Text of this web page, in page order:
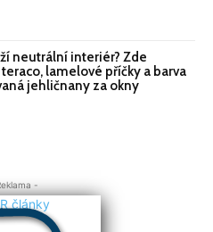
neutrální interiér? Zde
lamelové příčky a barva
jehličnany za okny
-